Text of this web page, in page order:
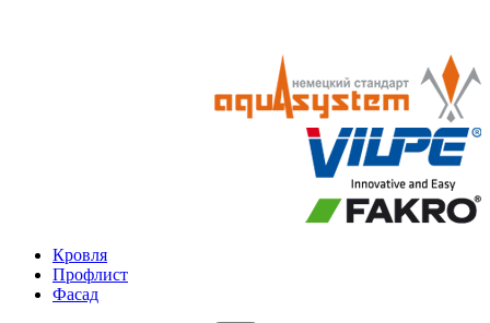
Кровля
Профлист
Фасад